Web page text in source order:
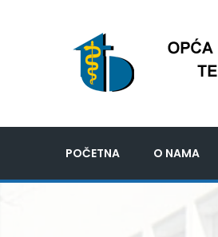
POČETNA O NAMA